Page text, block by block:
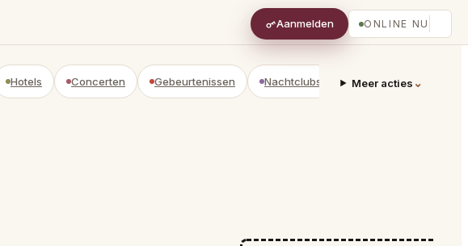
Aanmelden ONLINE NU
Hotels Concerten Gebeurtenissen Nachtclubs Adviseurs
Meer acties ⌄